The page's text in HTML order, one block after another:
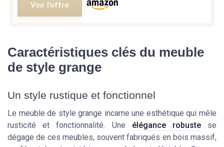
Voir l'offre
Caractéristiques clés du meuble
de style grange
Un style rustique et fonctionnel
Le meuble de style grange incarne une esthétique qui mêle
rusticité et fonctionnalité. Une élégance robustese
dégage de ces meubles, souvent fabriqués en bois massif,